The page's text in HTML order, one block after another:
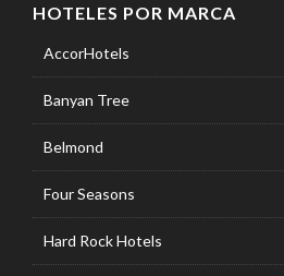
HOTELES POR MARCA
AccorHotels
Banyan Tree
Belmond
Four Seasons
Hard Rock Hotels